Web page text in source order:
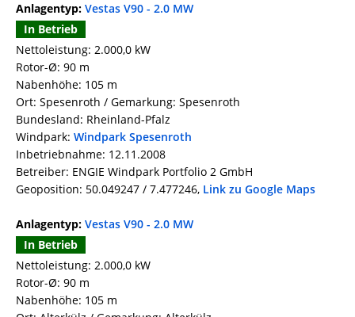
Anlagentyp: Vestas V90 - 2.0 MW
In Betrieb
Nettoleistung: 2.000,0 kW
Rotor-Ø: 90 m
Nabenhöhe: 105 m
Ort: Spesenroth / Gemarkung: Spesenroth
Bundesland: Rheinland-Pfalz
Windpark: Windpark Spesenroth
Inbetriebnahme: 12.11.2008
Betreiber: ENGIE Windpark Portfolio 2 GmbH
Geoposition: 50.049247 / 7.477246, Link zu Google Maps
Anlagentyp: Vestas V90 - 2.0 MW
In Betrieb
Nettoleistung: 2.000,0 kW
Rotor-Ø: 90 m
Nabenhöhe: 105 m